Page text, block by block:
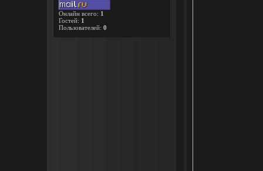
Онлайн всего: 1
Гостей: 1
Пользователей: 0